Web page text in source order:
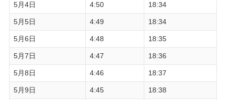
5月4日 4:50 18:34
5月5日 4:49 18:34
5月6日 4:48 18:35
5月7日 4:47 18:36
5月8日 4:46 18:37
5月9日 4:45 18:38